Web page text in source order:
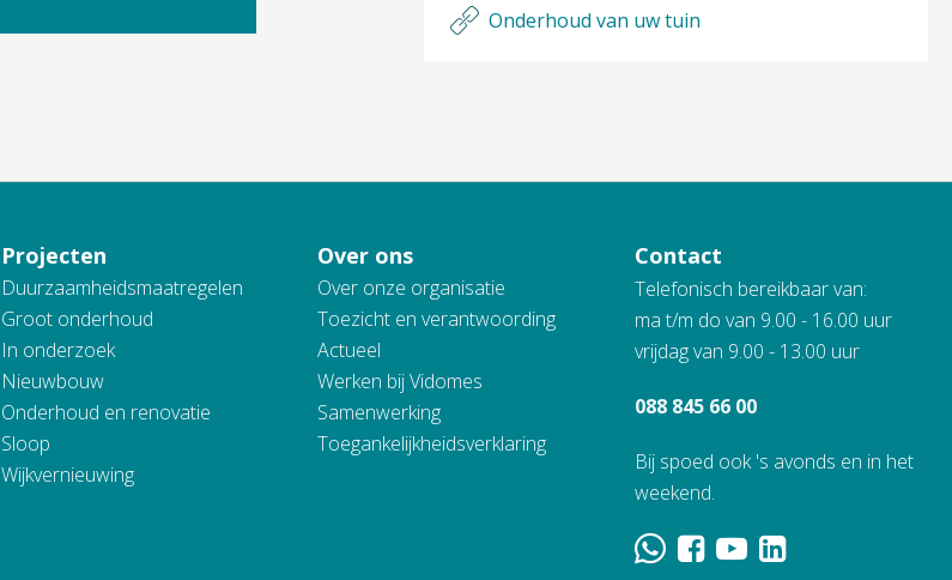
Onderhoud van uw tuin
Projecten
Duurzaamheidsmaatregelen
Groot onderhoud
In onderzoek
Nieuwbouw
Onderhoud en renovatie
Sloop
Wijkvernieuwing
Over ons
Over onze organisatie
Toezicht en verantwoording
Actueel
Werken bij Vidomes
Samenwerking
Toegankelijkheidsverklaring
Contact
Telefonisch bereikbaar van:
ma t/m do van 9.00 - 16.00 uur
vrijdag van 9.00 - 13.00 uur
088 845 66 00
Bij spoed ook 's avonds en in het
weekend.